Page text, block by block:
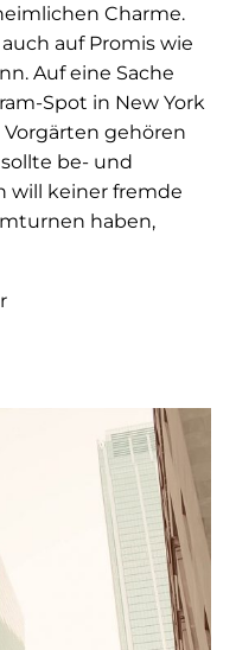
Charme.
auf Promis wie
Auf eine Sache
Spot in New York
gehören
be- und
will keiner fremde
haben,